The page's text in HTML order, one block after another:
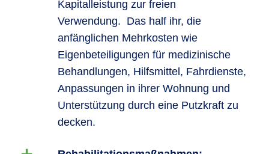
Kapitalleistung zur freien
Verwendung. Das half ihr, die
anfänglichen Mehrkosten wie
Eigenbeteiligungen für medizinische
Behandlungen, Hilfsmittel, Fahrdienste,
Anpassungen in ihrer Wohnung und
Unterstützung durch eine Putzkraft zu
decken.